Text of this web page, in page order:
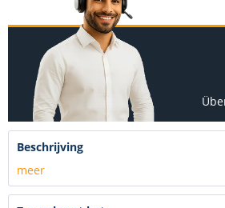
Beschrijving
meer